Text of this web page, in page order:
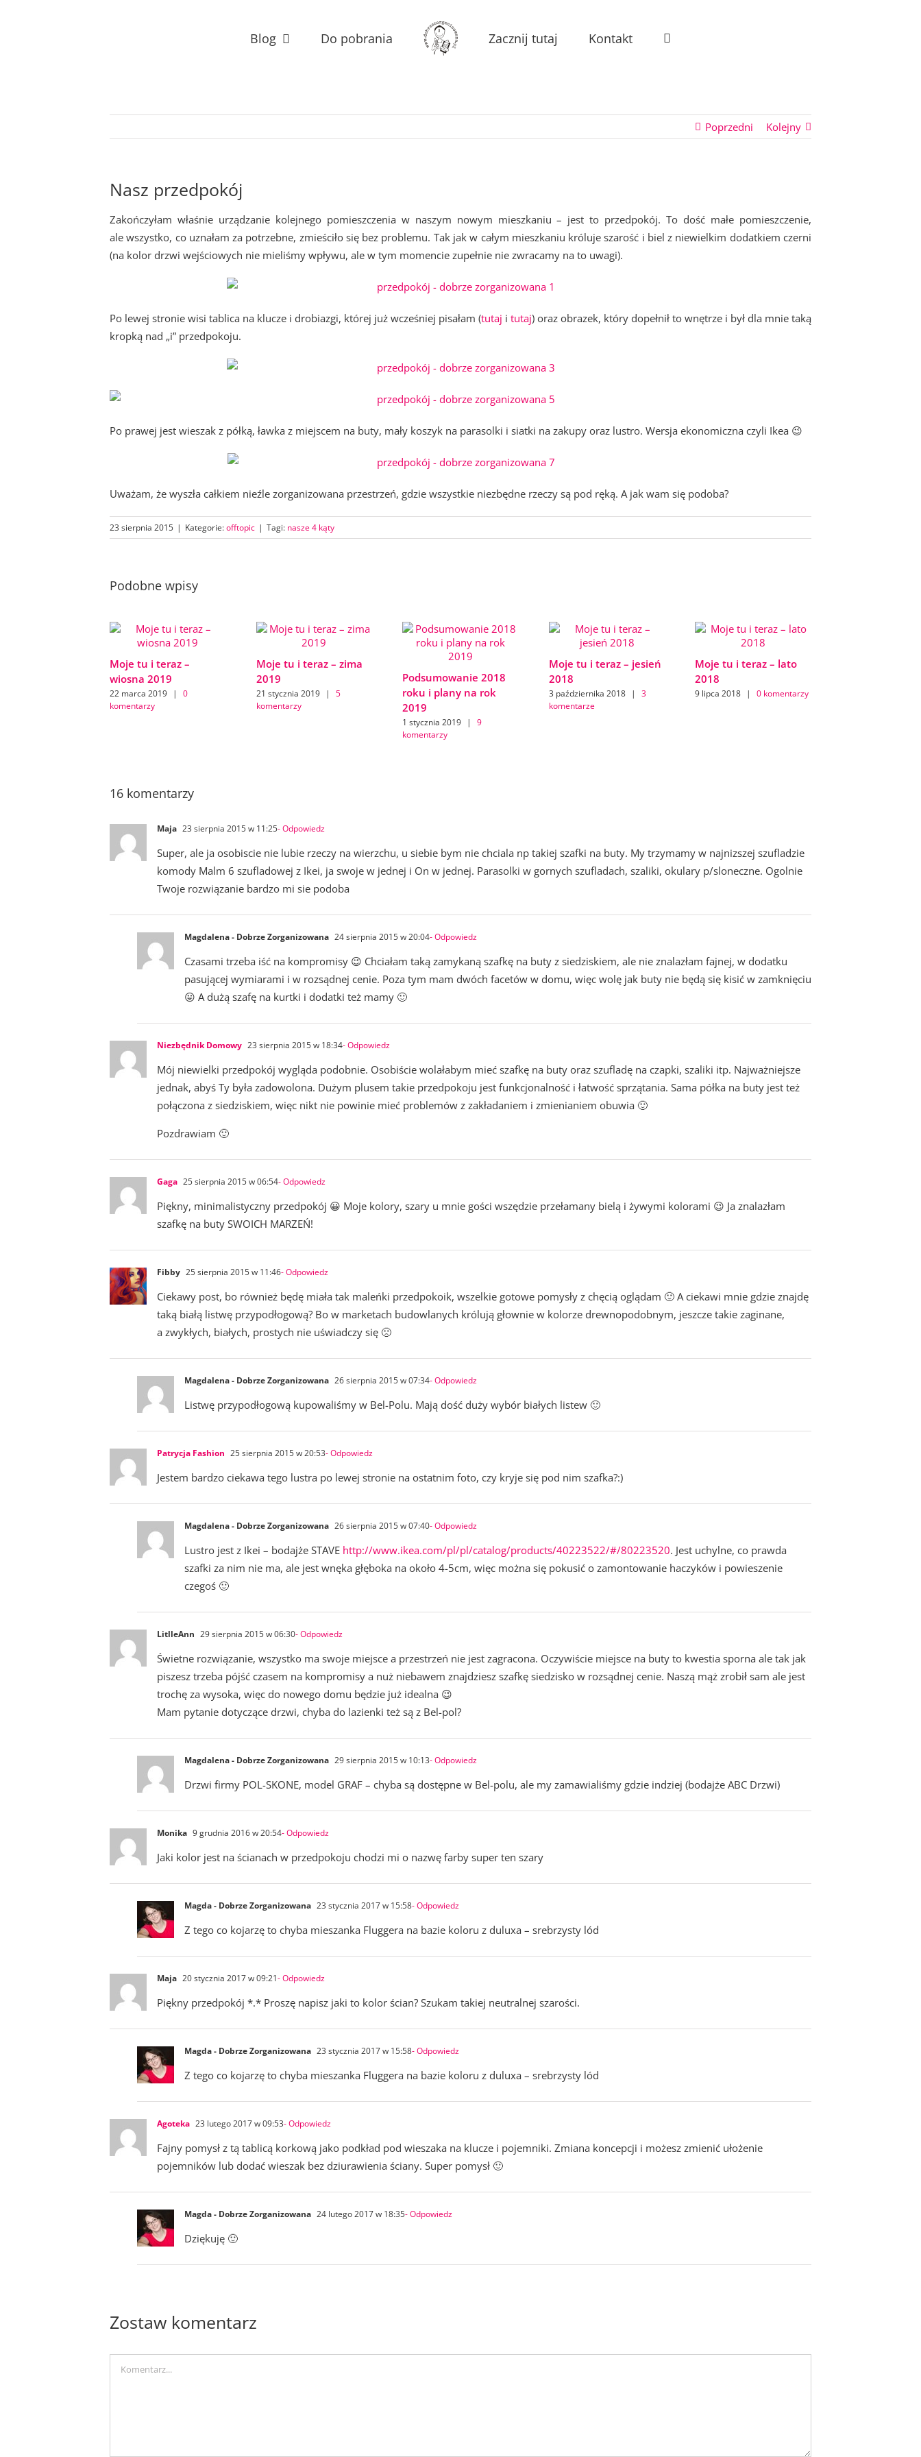
Blog Do pobrania Zacznij tutaj Kontakt
Poprzedni Kolejny
Nasz przedpokój
Zakończyłam właśnie urządzanie kolejnego pomieszczenia w naszym nowym mieszkaniu – jest to przedpokój. To dość małe pomieszczenie,
ale wszystko, co uznałam za potrzebne, zmieściło się bez problemu. Tak jak w całym mieszkaniu króluje szarość i biel z niewielkim dodatkiem czerni
(na kolor drzwi wejściowych nie mieliśmy wpływu, ale w tym momencie zupełnie nie zwracamy na to uwagi).
Po lewej stronie wisi tablica na klucze i drobiazgi, której już wcześniej pisałam (tutaj i tutaj) oraz obrazek, który dopełnił to wnętrze i był dla mnie taką
kropką nad „i” przedpokoju.
Po prawej jest wieszak z półką, ławka z miejscem na buty, mały koszyk na parasolki i siatki na zakupy oraz lustro. Wersja ekonomiczna czyli Ikea 😉
Uważam, że wyszła całkiem nieźle zorganizowana przestrzeń, gdzie wszystkie niezbędne rzeczy są pod ręką. A jak wam się podoba?
23 sierpnia 2015 | Kategorie:offtopic | Tagi: nasze 4 kąty
Podobne wpisy
Moje tu i teraz –
wiosna 2019
22 marca 2019 |
0
komentarzy
Moje tu i teraz – zima
2019
21 stycznia 2019 |
5
komentarzy
Podsumowanie 2018
roku i plany na rok
2019
1 stycznia 2019 |
9
komentarzy
Moje tu i teraz – jesień
2018
3 października 2018 |
3
komentarze
Moje tu i teraz – lato
2018
9 lipca 2018 | 0 komentarzy
16 komentarzy
Maja 23 sierpnia 2015 w 11:25- Odpowiedz
Super, ale ja osobiscie nie lubie rzeczy na wierzchu, u siebie bym nie chciala np takiej szafki na buty. My trzymamy w najnizszej szufladzie
komody Malm 6 szufladowej z Ikei, ja swoje w jednej i On w jednej. Parasolki w gornych szufladach, szaliki, okulary p/sloneczne. Ogolnie
Twoje rozwiązanie bardzo mi sie podoba
Magdalena - Dobrze Zorganizowana 24 sierpnia 2015 w 20:04- Odpowiedz
Czasami trzeba iść na kompromisy 😉 Chciałam taką zamykaną szafkę na buty z siedziskiem, ale nie znalazłam fajnej, w dodatku
pasującej wymiarami i w rozsądnej cenie. Poza tym mam dwóch facetów w domu, więc wolę jak buty nie będą się kisić w zamknięciu
😛 A dużą szafę na kurtki i dodatki też mamy 🙂
Niezbędnik Domowy 23 sierpnia 2015 w 18:34- Odpowiedz
Mój niewielki przedpokój wygląda podobnie. Osobiście wolałabym mieć szafkę na buty oraz szufladę na czapki, szaliki itp. Najważniejsze
jednak, abyś Ty była zadowolona. Dużym plusem takie przedpokoju jest funkcjonalność i łatwość sprzątania. Sama półka na buty jest też
połączona z siedziskiem, więc nikt nie powinie mieć problemów z zakładaniem i zmienianiem obuwia 🙂
Pozdrawiam 🙂
Gaga 25 sierpnia 2015 w 06:54- Odpowiedz
Piękny, minimalistyczny przedpokój 😀 Moje kolory, szary u mnie gości wszędzie przełamany bielą i żywymi kolorami 😉 Ja znalazłam
szafkę na buty SWOICH MARZEŃ!
Fibby 25 sierpnia 2015 w 11:46- Odpowiedz
Ciekawy post, bo również będę miała tak maleńki przedpokoik, wszelkie gotowe pomysły z chęcią oglądam 🙂 A ciekawi mnie gdzie znajdę
taką białą listwę przypodłogową? Bo w marketach budowlanych królują głownie w kolorze drewnopodobnym, jeszcze takie zaginane,
a zwykłych, białych, prostych nie uświadczy się 🙁
Magdalena - Dobrze Zorganizowana 26 sierpnia 2015 w 07:34- Odpowiedz
Listwę przypodłogową kupowaliśmy w Bel-Polu. Mają dość duży wybór białych listew 🙂
Patrycja Fashion 25 sierpnia 2015 w 20:53- Odpowiedz
Jestem bardzo ciekawa tego lustra po lewej stronie na ostatnim foto, czy kryje się pod nim szafka?:)
Magdalena - Dobrze Zorganizowana 26 sierpnia 2015 w 07:40- Odpowiedz
Lustro jest z Ikei – bodajże STAVE http://www.ikea.com/pl/pl/catalog/products/40223522/#/80223520. Jest uchylne, co prawda
szafki za nim nie ma, ale jest wnęka głęboka na około 4-5cm, więc można się pokusić o zamontowanie haczyków i powieszenie
czegoś 🙂
LitlleAnn 29 sierpnia 2015 w 06:30- Odpowiedz
Świetne rozwiązanie, wszystko ma swoje miejsce a przestrzeń nie jest zagracona. Oczywiście miejsce na buty to kwestia sporna ale tak jak
piszesz trzeba pójść czasem na kompromisy a nuż niebawem znajdziesz szafkę siedzisko w rozsądnej cenie. Naszą mąż zrobił sam ale jest
trochę za wysoka, więc do nowego domu będzie już idealna 😉
Mam pytanie dotyczące drzwi, chyba do lazienki też są z Bel-pol?
Magdalena - Dobrze Zorganizowana 29 sierpnia 2015 w 10:13- Odpowiedz
Drzwi firmy POL-SKONE, model GRAF – chyba są dostępne w Bel-polu, ale my zamawialiśmy gdzie indziej (bodajże ABC Drzwi)
Monika 9 grudnia 2016 w 20:54- Odpowiedz
Jaki kolor jest na ścianach w przedpokoju chodzi mi o nazwę farby super ten szary
Magda - Dobrze Zorganizowana 23 stycznia 2017 w 15:58- Odpowiedz
Z tego co kojarzę to chyba mieszanka Fluggera na bazie koloru z duluxa – srebrzysty lód
Maja 20 stycznia 2017 w 09:21- Odpowiedz
Piękny przedpokój *.* Proszę napisz jaki to kolor ścian? Szukam takiej neutralnej szarości.
Magda - Dobrze Zorganizowana 23 stycznia 2017 w 15:58- Odpowiedz
Z tego co kojarzę to chyba mieszanka Fluggera na bazie koloru z duluxa – srebrzysty lód
Agoteka 23 lutego 2017 w 09:53- Odpowiedz
Fajny pomysł z tą tablicą korkową jako podkład pod wieszaka na klucze i pojemniki. Zmiana koncepcji i możesz zmienić ułożenie
pojemników lub dodać wieszak bez dziurawienia ściany. Super pomysł 🙂
Magda - Dobrze Zorganizowana 24 lutego 2017 w 18:35- Odpowiedz
Dziękuję 🙂
Zostaw komentarz